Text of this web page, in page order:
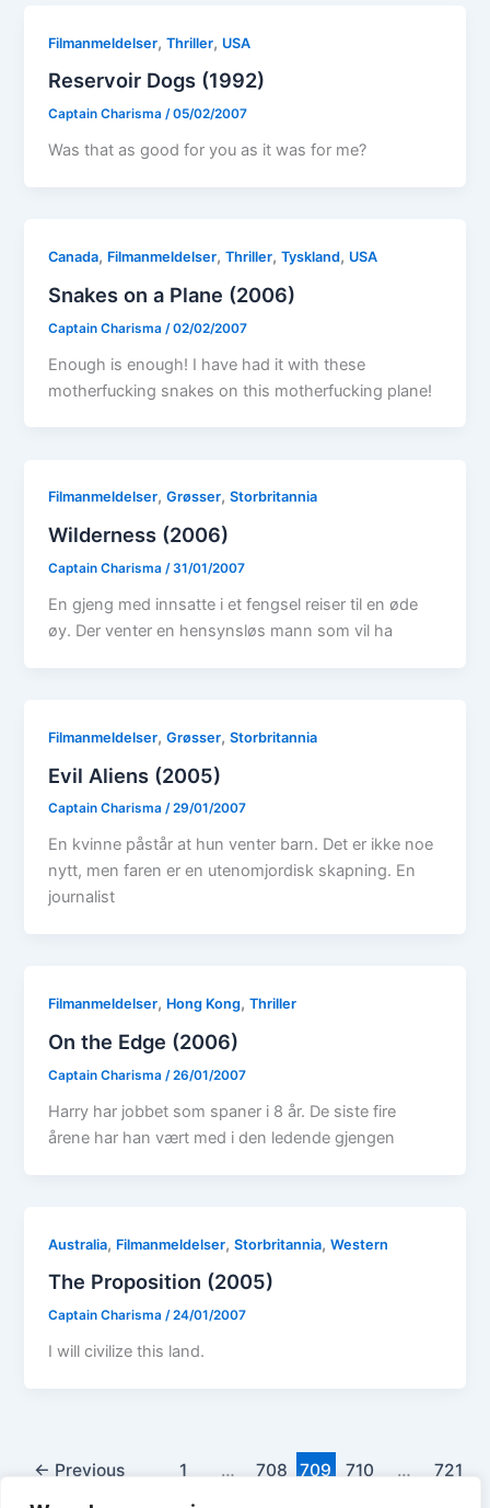
Filmanmeldelser,Thriller, USA
Reservoir Dogs (1992)
Captain Charisma/05/02/2007
Was that as good for you as it was for me?
Canada, Filmanmeldelser,Thriller,Tyskland, USA
Snakes on a Plane (2006)
Captain Charisma /02/02/2007
Enough is enough! I have had it with these
motherfucking snakes on this motherfucking plane!
Filmanmeldelser,Grøsser,Storbritannia
Wilderness (2006)
Captain Charisma/31/01/2007
En gjeng med innsatte i et fengsel reiser til en øde
øy. Der venter en hensynsløs mann som vil ha
Filmanmeldelser,Grøsser,Storbritannia
Evil Aliens (2005)
Captain Charisma/29/01/2007
En kvinne påstår at hun venter barn. Det er ikke noe
nytt, men faren er en utenomjordisk skapning. En
journalist
Filmanmeldelser, Hong Kong,Thriller
On the Edge (2006)
Captain Charisma/26/01/2007
Harry har jobbet som spaner i 8 år. De siste fire
årene har han vært med i den ledende gjengen
Australia, Filmanmeldelser,Storbritannia,Western
The Proposition (2005)
Captain Charisma/24/01/2007
I will civilize this land.
← Previous 1 … 708 709 710 …
721